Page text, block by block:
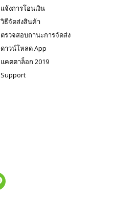
แจ้งการโอนเงิน
วิธีจัดส่งสินค้า
ตรวจสอบถานะการจัดส่ง
ดาวน์โหลด App
แคตตาล็อก 2019
Support